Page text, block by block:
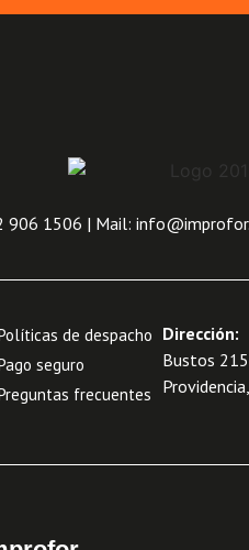
906 1506 | Mail:
de despacho
seguro
frecuentes
Dirección:
Bustos